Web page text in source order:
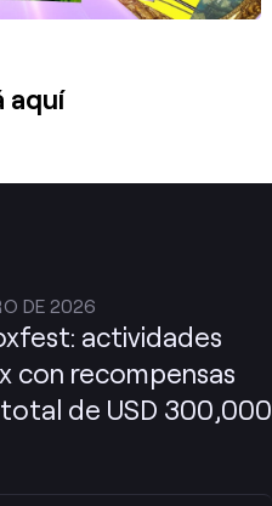
aquí
DE 2026
actividades
con recompensas
de USD 300,000